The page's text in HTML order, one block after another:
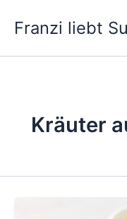
InhaltFranzi liebt
Kräuter